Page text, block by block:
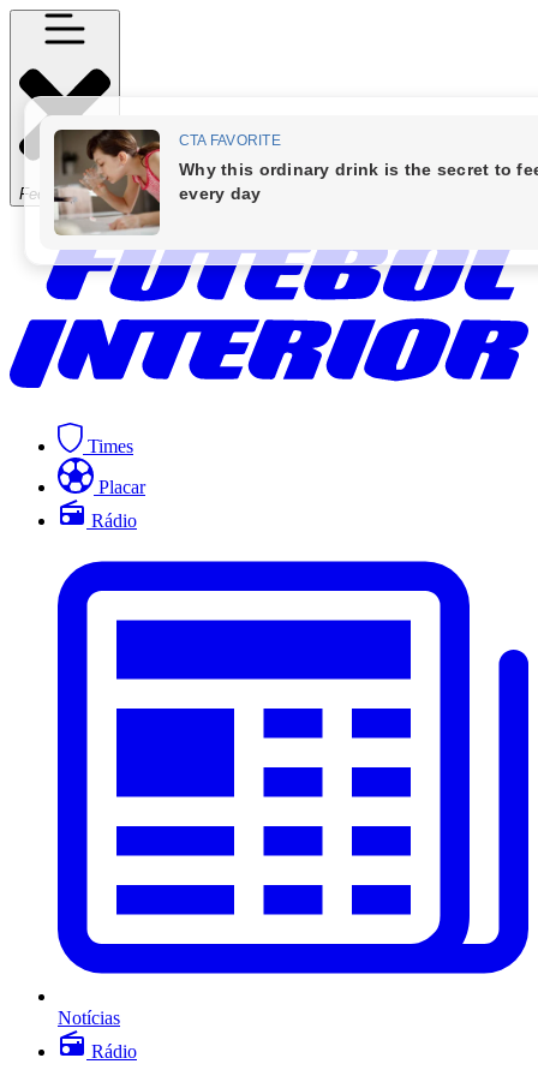
Fechar Menu
Times
Placar
Rádio
Notícias
Rádio